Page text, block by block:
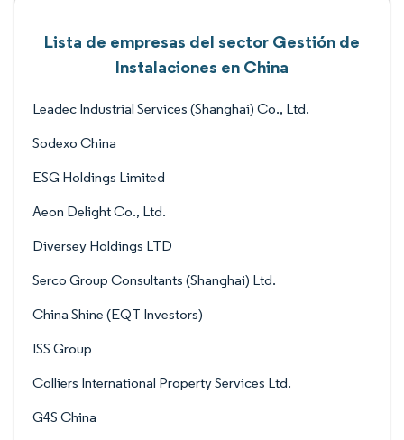
Lista de empresas del sector Gestión de
Instalaciones en China
Leadec Industrial Services (Shanghai) Co., Ltd.
Sodexo China
ESG Holdings Limited
Aeon Delight Co., Ltd.
Diversey Holdings LTD
Serco Group Consultants (Shanghai) Ltd.
China Shine (EQT Investors)
ISS Group
Colliers International Property Services Ltd.
G4S China